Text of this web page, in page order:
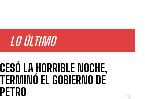
LO ÚLTIMO
CESÓ LA HORRIBLE NOCHE,
TERMINÓ EL GOBIERNO DE
PETRO